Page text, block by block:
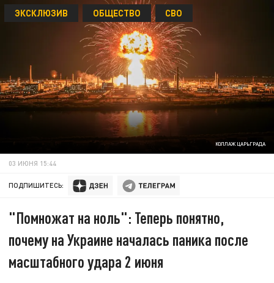
КОЛЛАЖ ЦАРЬГРАДА
ЭКСКЛЮЗИВ ОБЩЕСТВО СВО
03 ИЮНЯ 15:44
ПОДПИШИТЕСЬ:
"Помножат на ноль": Теперь понятно,
почему на Украине началась паника после
масштабного удара 2 июня